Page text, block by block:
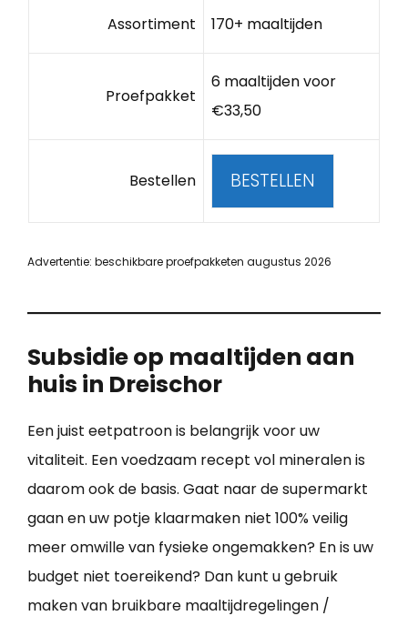
Assortiment 170+ maaltijden
Proefpakket
6 maaltijden voor
€33,50
Bestellen BESTELLEN
Advertentie: beschikbare proefpakketen augustus 2026
Subsidie op maaltijden aan
huis in Dreischor
Een juist eetpatroon is belangrijk voor uw
vitaliteit. Een voedzaam recept vol mineralen is
daarom ook de basis. Gaat naar de supermarkt
gaan en uw potje klaarmaken niet 100% veilig
meer omwille van fysieke ongemakken? En is uw
budget niet toereikend? Dan kunt u gebruik
maken van bruikbare maaltijdregelingen /